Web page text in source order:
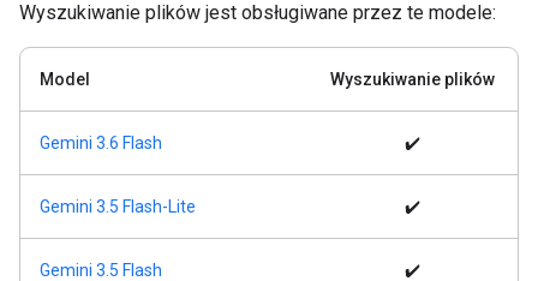
Wyszukiwanie plików jest obsługiwane przez te modele:
Model Wyszukiwanie plików
Gemini 3.6 Flash ✔️
Gemini 3.5 Flash-Lite ✔️
Gemini 3.5 Flash ✔️